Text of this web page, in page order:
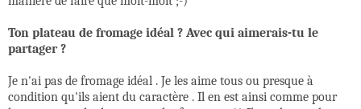
Ton plateau de fromage idéal ? Avec qui aimerais-tu le
partager ?
Je n'ai pas de fromage idéal . Je les aime tous ou presque à
condition qu'ils aient du caractère . Il en est ainsi comme pour